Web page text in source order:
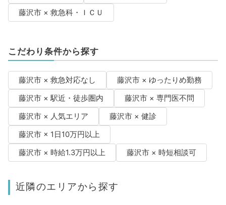
藤沢市 × 救急科・ＩＣＵ
こだわり条件から探す
藤沢市 × 救急対応なし
藤沢市 × ゆったりめ勤務
藤沢市 × 駅近・徒歩圏内
藤沢市 × 専門医不問
藤沢市 × 人気エリア
藤沢市 × 健診
藤沢市 × 1日10万円以上
藤沢市 × 時給1.3万円以上
藤沢市 × 時短相談可
近隣のエリアから探す